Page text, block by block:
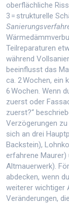
oberflächliche
3 = strukturelle
Teilreparaturen
während
beeinflusst das
ca. 2 Wochen, ein
6 Wochen. Wenn
zuerst oder
zuerst?“
Verzögerungen
sich an drei
Backstein),
erfahrene Maurer)
Altmauerwerk).
abdecken, wenn
weiterer wichtiger
Veränderungen,